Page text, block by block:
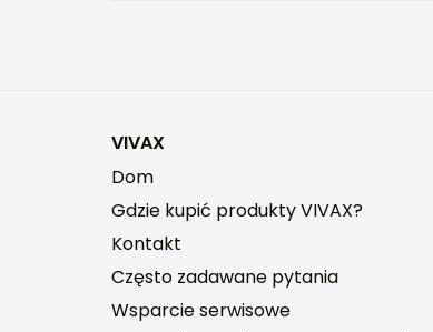
VIVAX
Dom
Gdzie kupić produkty VIVAX?
Kontakt
Często zadawane pytania
Wsparcie serwisowe